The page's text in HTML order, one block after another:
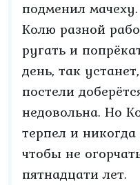
подменил
Колю разной
ругать и
день, так
постели
недовольна. Но
терпел и
чтобы не
пятнадцати лет.